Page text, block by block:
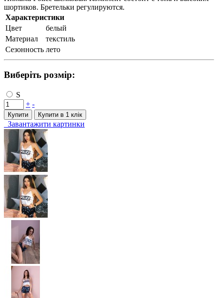
шортиков. Бретельки регулируются.
Характеристики
Цвет
белый
Материал
текстиль
Сезонность лето
Виберіть розмір:
S
+ -
Купити Купити в 1 клiк
Завантажити картинки